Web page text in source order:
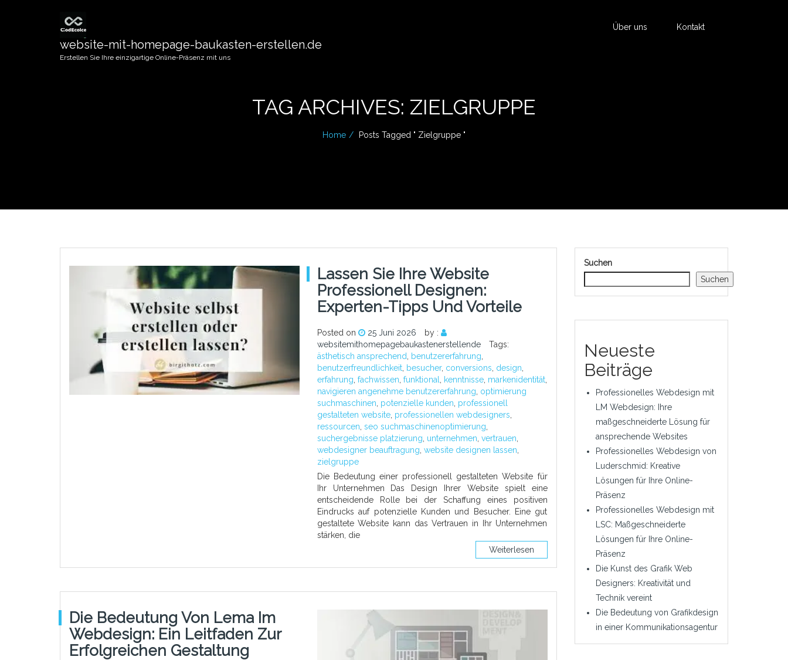
website-mit-homepage-baukasten-erstellen.de
Erstellen Sie Ihre einzigartige Online-Präsenz mit uns
Über uns Kontakt
TAG ARCHIVES: ZIELGRUPPE
Home Posts Tagged " Zielgruppe "
Lassen Sie Ihre Website
Professionell Designen:
Experten-Tipps Und Vorteile
Posted on 25 Juni 2026
by :
websitemithomepagebaukastenerstellende
Tags:
ästhetisch ansprechend
benutzererfahrung
benutzerfreundlichkeit, besucher, conversions design
erfahrung fachwissen funktional kenntnisse, markenidentität,
navigieren angenehme benutzererfahrung optimierung
suchmaschinen potenzielle kunden professionell
gestalteten website, professionellen webdesigners
ressourcen seo suchmaschinenoptimierung
suchergebnisse platzierung unternehmen vertrauen
webdesigner beauftragung website designen lassen
zielgruppe
Die Bedeutung einer professionell gestalteten Website für
Ihr Unternehmen Das Design Ihrer Website spielt eine
entscheidende Rolle bei der Schaffung eines positiven
Eindrucks auf potenzielle Kunden und Besucher. Eine gut
gestaltete Website kann das Vertrauen in Ihr Unternehmen
stärken, die
Weiterlesen
Die Bedeutung Von Lema Im
Webdesign: Ein Leitfaden Zur
Erfolgreichen Gestaltung
Suchen
Suchen
Neueste
Beiträge
Professionelles Webdesign mit
LM Webdesign: Ihre
maßgeschneiderte Lösung für
ansprechende Websites
Professionelles Webdesign von
Luderschmid: Kreative
Lösungen für Ihre Online-
Präsenz
Professionelles Webdesign mit
LSC: Maßgeschneiderte
Lösungen für Ihre Online-
Präsenz
Die Kunst des Grafik Web
Designers: Kreativität und
Technik vereint
Die Bedeutung von Grafikdesign
in einer Kommunikationsagentur